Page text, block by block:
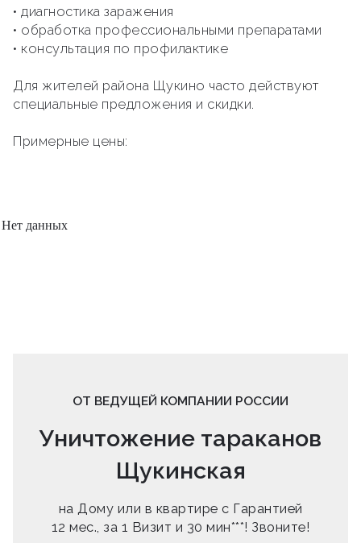
• диагностика заражения
• обработка профессиональными препаратами
• консультация по профилактике
Для жителей района Щукино часто действуют
специальные предложения и скидки.
Примерные цены:
Нет данных
ОТ ВЕДУЩЕЙ КОМПАНИИ РОССИИ
Уничтожение тараканов
Щукинская
на Дому или в квартире с Гарантией
12 мес., за 1 Визит и 30 мин***! Звоните!